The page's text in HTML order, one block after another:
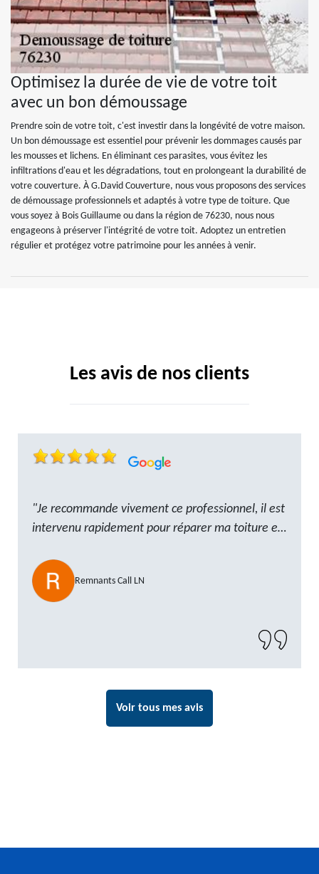
Optimisez la durée de vie de votre toit
avec un bon démoussage
Prendre soin de votre toit, c'est investir dans la longévité de votre maison.
Un bon démoussage est essentiel pour prévenir les dommages causés par
les mousses et lichens. En éliminant ces parasites, vous évitez les
infiltrations d'eau et les dégradations, tout en prolongeant la durabilité de
votre couverture. À G.David Couverture, nous vous proposons des services
de démoussage professionnels et adaptés à votre type de toiture. Que
vous soyez à Bois Guillaume ou dans la région de 76230, nous nous
engageons à préserver l'intégrité de votre toit. Adoptez un entretien
régulier et protégez votre patrimoine pour les années à venir.
Les avis de nos clients
"Je recommande vivement ce professionnel, il est
intervenu rapidement pour réparer ma toiture et
professionnalisme. Très, ponctuel et à l’écoute, le
résultat est impeccable et le chantier a été laissé
propre. Un artisan de confiance que je n’hésiterai
Remnants Call LN
Voir tous mes avis